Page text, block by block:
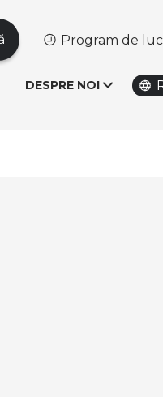
Program de
DESPRE NOI